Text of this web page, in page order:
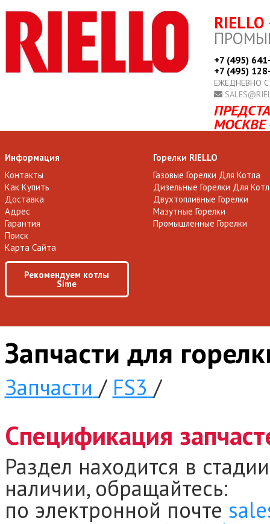
RIELLO
+7 (495)
+7 (495)
ЕЖЕДНЕВНО
МОСКВЕ
Информация
Контакты
Как Купить
Доставка
Адрес
Гарантия
Поиск
Карта Сайта
Рекомендуем котлы
Sime
Горелки RIELLO
Газовые Горелки Для Котла
Дизельные Горелки Для
Двухтопливные Горелки
Мазутные Горелки
Промышленные Горелки
Запчасти для
Запчасти / FS3 /
Спецификация
Раздел находится в
наличии, обращайтесь:
по электронной почте